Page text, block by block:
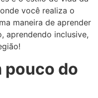
você realiza o
maneira de aprender
aprendendo inclusive,
pouco do